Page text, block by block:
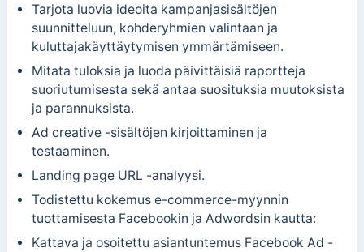
Tarjota luovia ideoita kampanjasisältöjen
suunnitteluun, kohderyhmien valintaan ja
kuluttajakäyttäytymisen ymmärtämiseen.
Mitata tuloksia ja luoda päivittäisiä raportteja
suoriutumisesta sekä antaa suosituksia muutoksista
ja parannuksista.
Ad creative -sisältöjen kirjoittaminen ja
testaaminen.
Landing page URL -analyysi.
Todistettu kokemus e-commerce-myynnin
tuottamisesta Facebookin ja Adwordsin kautta:
Kattava ja osoitettu asiantuntemus Facebook Ad -